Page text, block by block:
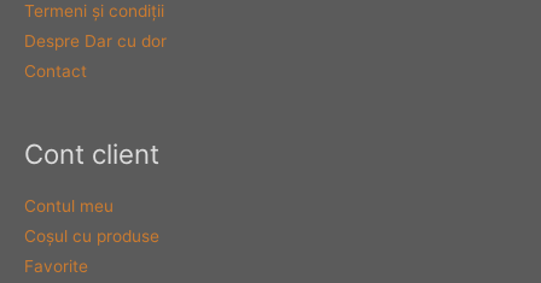
Termeni şi condiţii
Despre Dar cu dor
Contact
Cont client
Contul meu
Coşul cu produse
Favorite